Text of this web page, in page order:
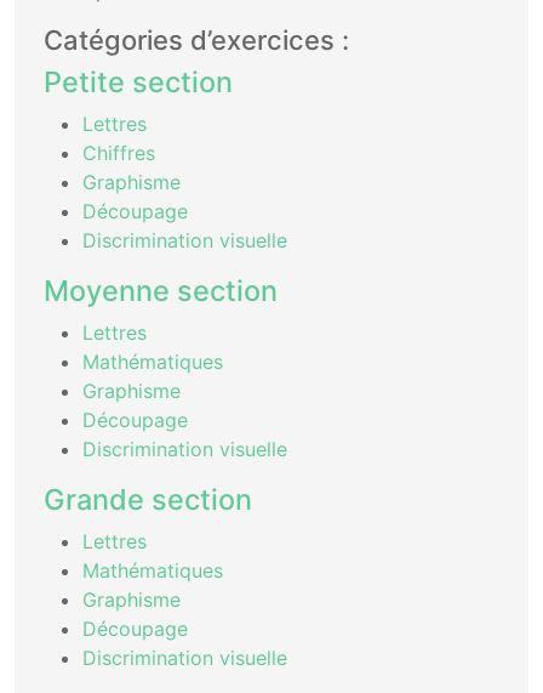
Catégories d’exercices :
Petite section
Lettres
Chiffres
Graphisme
Découpage
Discrimination visuelle
Moyenne section
Lettres
Mathématiques
Graphisme
Découpage
Discrimination visuelle
Grande section
Lettres
Mathématiques
Graphisme
Découpage
Discrimination visuelle